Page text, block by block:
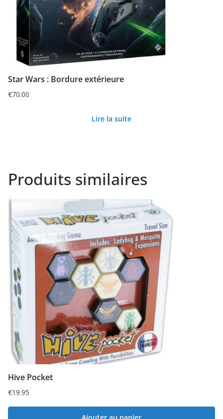
Star Wars : Bordure extérieure
€70.00
Lire la suite
Produits similaires
Hive Pocket
€19.95